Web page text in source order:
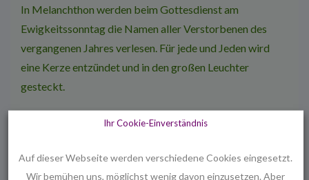
In Melanchthon werden beim Gottesdienst am
Ewigkeitssonntag die Namen aller Verstorbenen des
vergangenen Jahres verlesen. Für jede und Jeden wird
eine Kerze entzündet und in den großen Leuchter
gesteckt.
Die Verstorbenen und ihre Angehörigen werden in das
Ihr Cookie-Einverständnis
Auf dieser Webseite werden verschiedene Cookies eingesetzt.
Wir bemühen uns, möglichst wenig davon einzusetzen. Aber